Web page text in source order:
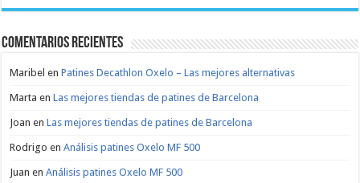
Comentarios recientes
Maribel enPatines Decathlon Oxelo – Las mejores alternativas
Marta enLas mejores tiendas de patines de Barcelona
Joan enLas mejores tiendas de patines de Barcelona
Rodrigo enAnálisis patines Oxelo MF 500
Juan enAnálisis patines Oxelo MF 500